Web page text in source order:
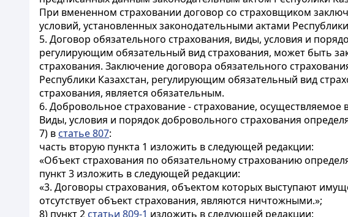
При вмененном страховании договор со страховщиком
условий, установленных законодательными актами
5. Договор обязательного страхования, виды, условия и
регулирующим обязательный вид страхования, может быть
страхования. Заключение договора обязательного
Республики Казахстан, регулирующим обязательный вид
страхования, является обязательным.
6. Добровольное страхование - страхование, осуществляемое
Виды, условия и порядок добровольного страхования
7) в статье 807:
часть вторую пункта 1 изложить в следующей редакции:
«Объект страхования по обязательному страхованию
пункт 3 изложить в следующей редакции:
«3. Договоры страхования, объектом которых выступают
отсутствует объект страхования, являются ничтожными.»;
8) пункт 2 статьи 809-1 изложить в следующей редакции: